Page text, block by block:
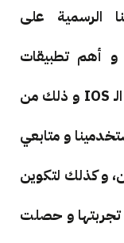
الرسمية على
و أهم تطبيقات
الموبايل لكل من منصتي الأندرويد و الـ IOS و ذلك من
و متابعي
و كذلك لتكوين
و حصلت